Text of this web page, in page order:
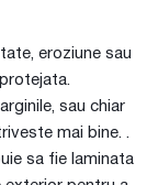
eroziune sau
sau chiar
mai bine. .
sa fie laminata